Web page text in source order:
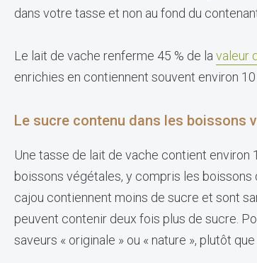
dans votre tasse et non au fond du
Le lait de vache renferme 45 % de la valeur
enrichies en contiennent souvent environ 10
Le sucre contenu dans les boissons
Une tasse de lait de vache contient
boissons végétales, y compris les boissons
cajou contiennent moins de sucre et sont
peuvent contenir deux fois plus de sucre.
saveurs « originale » ou « nature », plutôt